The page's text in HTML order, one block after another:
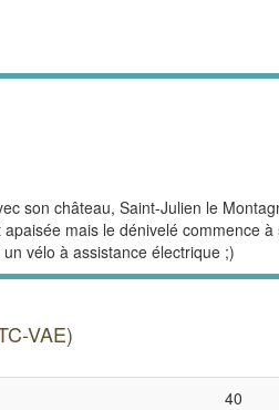
son château, Saint-Julien le
mais le dénivelé commence
vélo à assistance électrique ;)
VAE)
40